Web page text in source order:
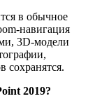
в обычное
навигация
3D-модели
сохранятся.
2019?